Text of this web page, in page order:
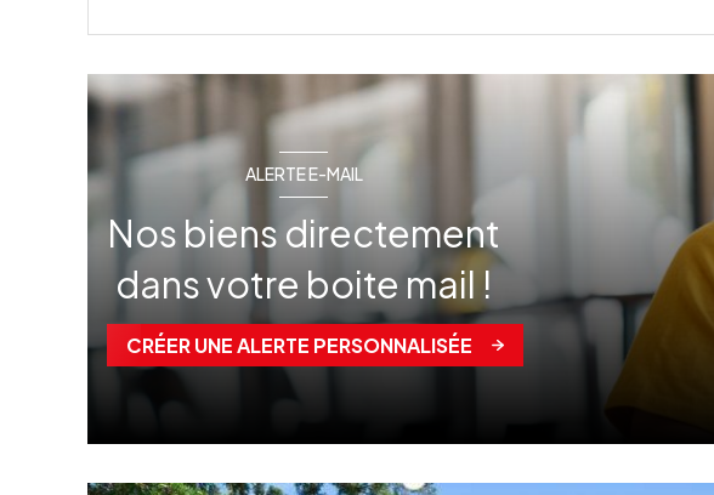
ALERTE E-MAIL
Nos biens directement
dans votre boite mail !
CRÉER UNE ALERTE PERSONNALISÉE